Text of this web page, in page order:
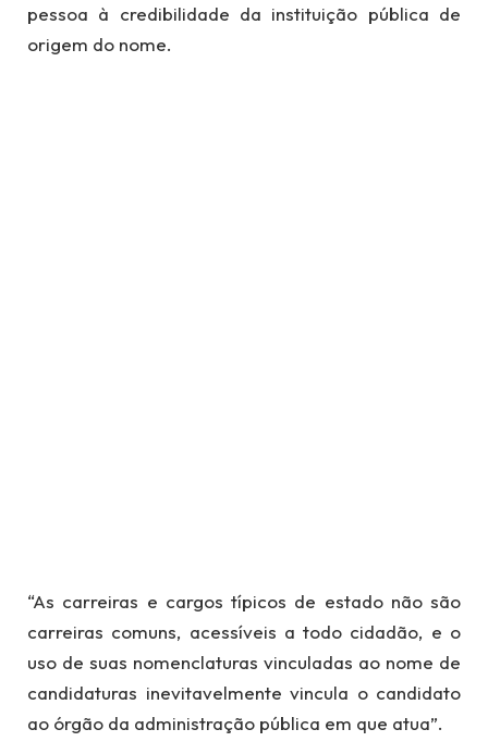
pessoa à credibilidade da instituição pública de
origem do nome.
“As carreiras e cargos típicos de estado não são
carreiras comuns, acessíveis a todo cidadão, e o
uso de suas nomenclaturas vinculadas ao nome de
candidaturas inevitavelmente vincula o candidato
ao órgão da administração pública em que atua”.